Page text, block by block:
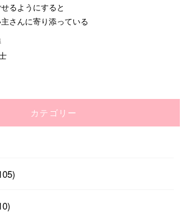
るようにすると
さんに寄り添っている
カテゴリー